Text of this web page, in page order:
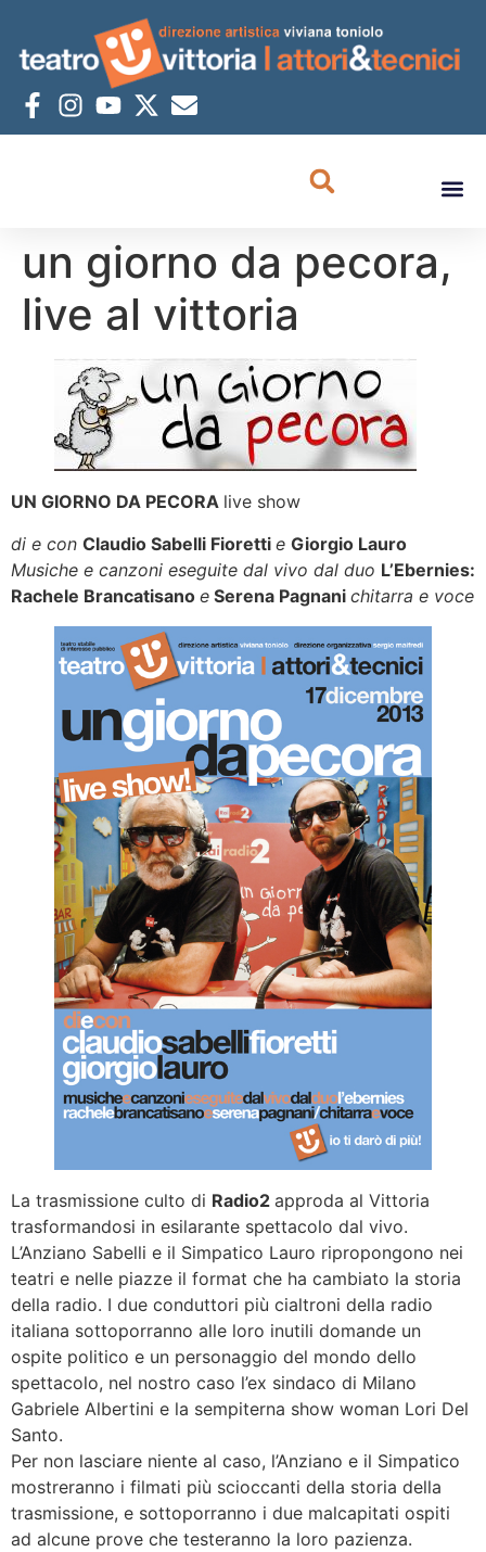
un giorno da pecora,
live al vittoria
UN GIORNO DA PECORA live show
di e con Claudio Sabelli Fioretti e Giorgio Lauro
Musiche e canzoni eseguite dal vivo dal duo L’Ebernies:
Rachele Brancatisano e Serena Pagnani chitarra e voce
La trasmissione culto di Radio2 approda al Vittoria
trasformandosi in esilarante spettacolo dal vivo.
L’Anziano Sabelli e il Simpatico Lauro ripropongono nei
teatri e nelle piazze il format che ha cambiato la storia
della radio. I due conduttori più cialtroni della radio
italiana sottoporranno alle loro inutili domande un
ospite politico e un personaggio del mondo dello
spettacolo, nel nostro caso l’ex sindaco di Milano
Gabriele Albertini e la sempiterna show woman Lori Del
Santo.
Per non lasciare niente al caso, l’Anziano e il Simpatico
mostreranno i filmati più scioccanti della storia della
trasmissione, e sottoporranno i due malcapitati ospiti
ad alcune prove che testeranno la loro pazienza.